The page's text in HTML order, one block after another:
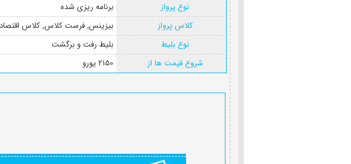
نوع پرواز
برنامه ریزی شده
کلاس پرواز
بیزینس, فرست کلاس, کلاس
نوع بلیط
بلیط رفت و برگشت
شروع قیمت ها از
2150 یورو